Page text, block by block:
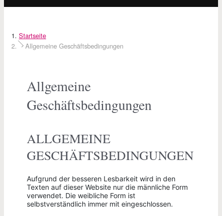
Startseite
Allgemeine Geschäftsbedingungen
Allgemeine
Geschäftsbedingungen
ALLGEMEINE
GESCHÄFTSBEDINGUNGEN
Aufgrund der besseren Lesbarkeit wird in den
Texten auf dieser Website nur die männliche Form
verwendet. Die weibliche Form ist
selbstverständlich immer mit eingeschlossen.